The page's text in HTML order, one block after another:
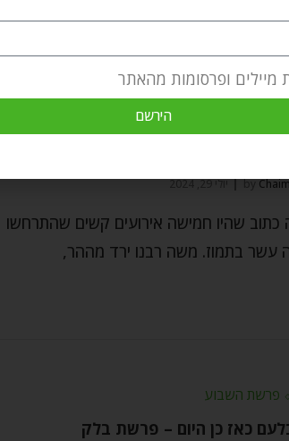
תשעה באב ושלושת השבועות⬦לקרוא
התשובה והתקווה לגאולה – שלושת
by יולי 29, 2024
שהיו חמישה אירועים קשים שהתרחשו
עשר בתמוז. משה רבנו ירד מההר,
פרשת השבוע
כאז כן היום – פרשת בלק
ופרסומות מהאתר
הירשם